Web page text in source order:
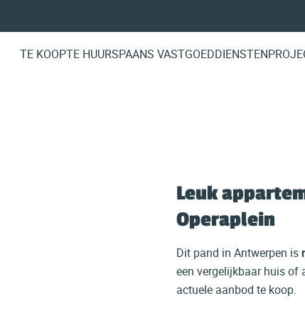
TE KOOPTE HUURSPAANS VASTGOEDDIENSTEN
Leuk
Operaplein
Dit pand in Antwerpen is
een vergelijkbaar huis of
actuele aanbod te koop.